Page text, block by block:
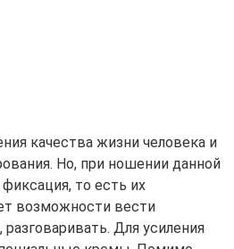
качества жизни человека и
Но, при ношении данной
то есть их
возможности вести
Для усиления